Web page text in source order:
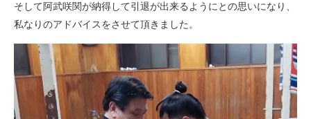
そして阿武咲関が納得して引退が出来るようにとの思いになり、
私なりのアドバイスをさせて頂きました。